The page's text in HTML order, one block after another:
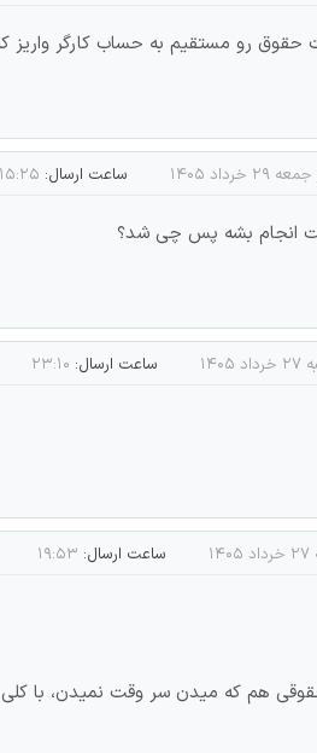
حقوق رو مستقیم به حساب کارگر
جمعه ۲۹ خرداد ۱۴۰۵ ساعت ارسال: ۱۵:۲۵
انجام بشه پس چی شد؟
ساعت ارسال: ۲۳:۱۰
ساعت ارسال: ۱۹:۵۳
هم که میدن سر وقت نمیدن، با